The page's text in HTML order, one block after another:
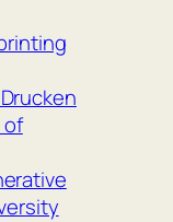
of